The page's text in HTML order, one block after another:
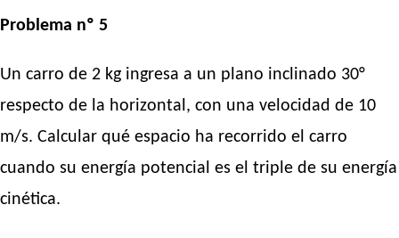
Problema nº 5
Un carro de 2 kg ingresa a un plano inclinado 30°
respecto de la horizontal, con una velocidad de 10
m/s. Calcular qué espacio ha recorrido el carro
cuando su energía potencial es el triple de su energía
cinética.